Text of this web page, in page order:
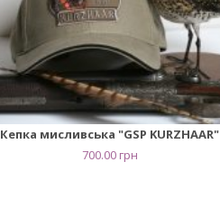
Кепка мисливська "GSP KURZHAAR"
700.00 грн